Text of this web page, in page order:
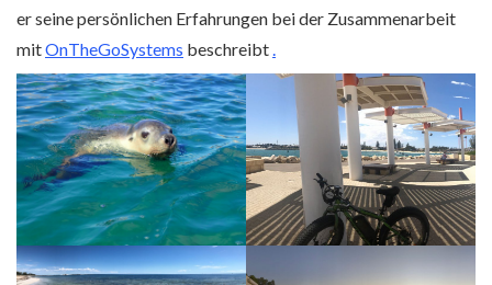
er seine persönlichen Erfahrungen bei der Zusammenarbeit
mitOnTheGoSystems beschreibt.